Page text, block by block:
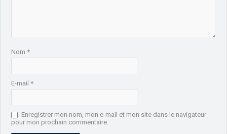
Nom*
E-mail*
Enregistrer mon nom, mon e-mail et mon site dans le navigateur
pour mon prochain commentaire.